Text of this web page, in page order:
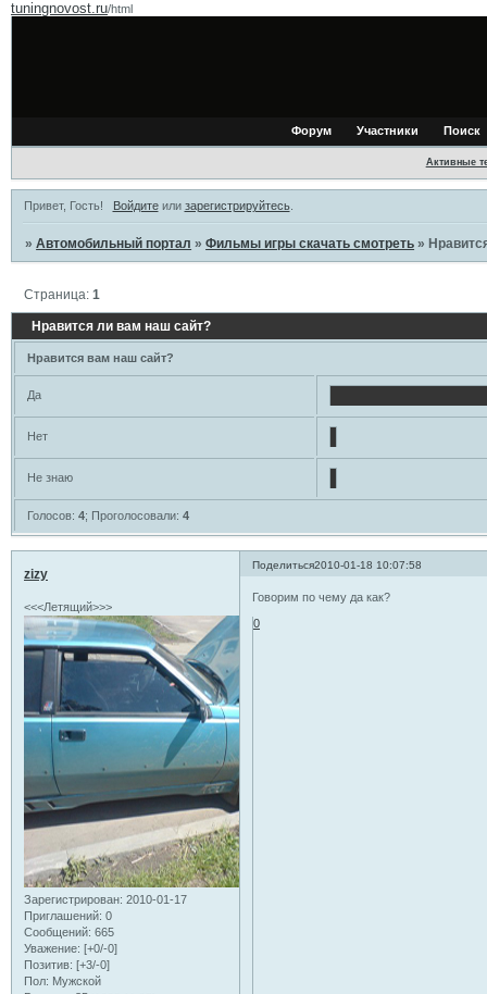
tuningnovost.ru/html
Форум Участники Поиск
Активные
Привет, Гость! Войдитеили зарегистрируйтесь.
»Автомобильный портал »Фильмы игры скачать смотреть »
Нравится ли вам наш сайт?
Страница:1
Нравится вам наш сайт?
Да
Нет
Не знаю
Голосов: 4; Проголосовали: 4
Поделиться2010-01-18 10:07:58
zizy
<<<Летящий>>>
Зарегистрирован: 2010-01-17
Приглашений: 0
Сообщений: 665
Уважение: [+0/-0]
Позитив: [+3/-0]
Пол: Мужской
Говорим по чему да как?
0